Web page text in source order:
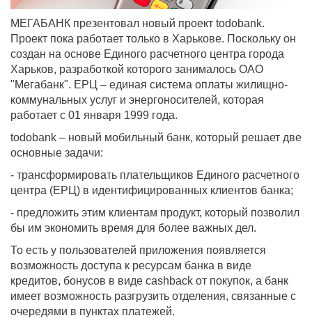
МЕГАБАНК презентовал новый проект todobank.
Проект пока работает только в Харькове. Поскольку он
создан на основе Единого расчетного центра города
Харьков, разработкой которого занималось ОАО
"Мегабанк". ЕРЦ – единая система оплаты жилищно-
коммунальных услуг и энергоносителей, которая
работает с 01 января 1999 года.
todobank – новый мобильный банк, который решает две
основные задачи:
- трансформировать плательщиков Единого расчетного
центра (ЕРЦ) в идентифицированных клиентов банка;
- предложить этим клиентам продукт, который позволил
бы им экономить время для более важных дел.
То есть у пользователей приложения появляется
возможность доступа к ресурсам банка в виде
кредитов, бонусов в виде cashback от покупок, а банк
имеет возможность разгрузить отделения, связанные с
очередями в пунктах платежей.